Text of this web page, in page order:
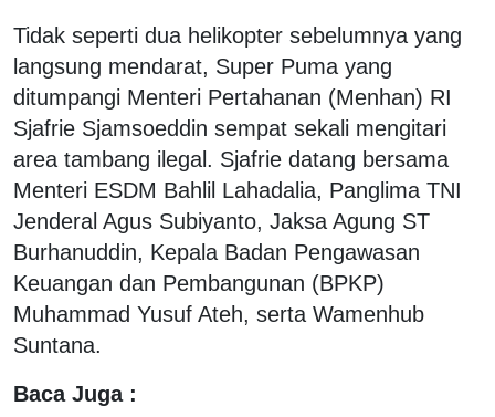
Tidak seperti dua helikopter sebelumnya yang
langsung mendarat, Super Puma yang
ditumpangi Menteri Pertahanan (Menhan) RI
Sjafrie Sjamsoeddin sempat sekali mengitari
area tambang ilegal. Sjafrie datang bersama
Menteri ESDM Bahlil Lahadalia, Panglima TNI
Jenderal Agus Subiyanto, Jaksa Agung ST
Burhanuddin, Kepala Badan Pengawasan
Keuangan dan Pembangunan (BPKP)
Muhammad Yusuf Ateh, serta Wamenhub
Suntana.
Baca Juga :